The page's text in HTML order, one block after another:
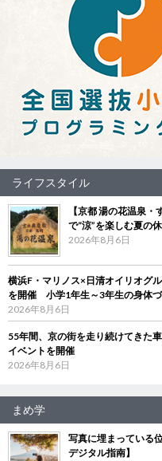
ライフスタイル
【京都 湯の花温泉
で“涼”を楽しむ夏の
2026年8月6日
横浜F・マリノス×日清オイリオグ
を開催 小学1年生～3年生の身体
2026年8月6日
55年間、京の街を走り続けてきた
イベントを開催
2026年8月6日
まめ学
写真に埋まっている
デジタル指南】